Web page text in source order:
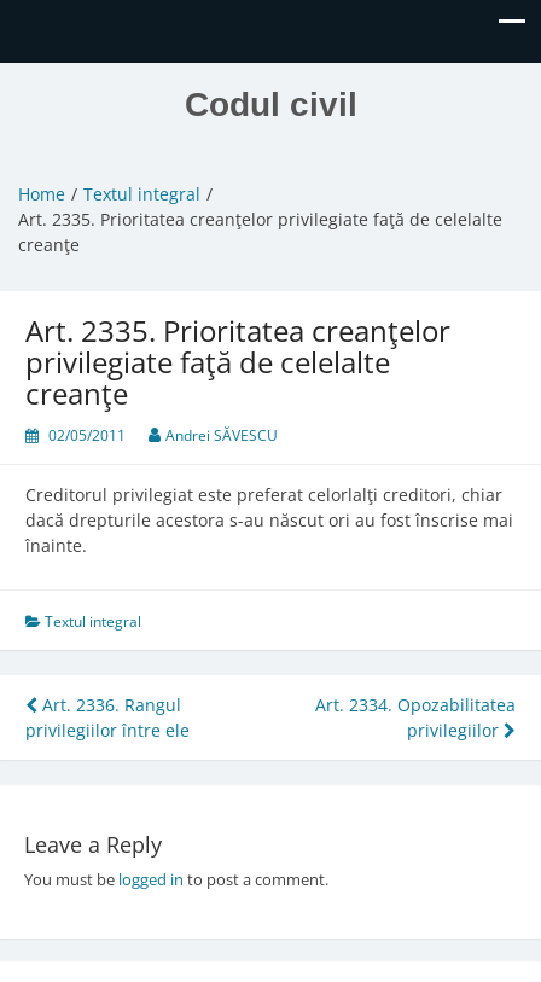
Codul civil
Home
Textul integral
Art. 2335. Prioritatea creanţelor privilegiate faţă de celelalte
creanţe
Art. 2335. Prioritatea creanţelor
privilegiate faţă de celelalte
creanţe
02/05/2011 Andrei SĂVESCU
Creditorul privilegiat este preferat celorlalţi creditori, chiar
dacă drepturile acestora s-au născut ori au fost înscrise mai
înainte.
Textul integral
Post
navigation
Art. 2336. Rangul
privilegiilor între ele
Art. 2334. Opozabilitatea
privilegiilor
Leave a Reply
You must be logged in to post a comment.